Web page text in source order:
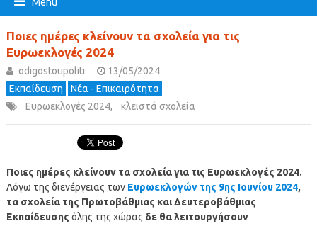
Ποιες ημέρες κλείνουν τα σχολεία για τις
Ευρωεκλογές 2024
odigostoupoliti
13/05/2024
Εκπαίδευση
Νέα - Επικαιρότητα
Ευρωεκλογές 2024, κλειστά σχολεία
Ποιες ημέρες κλείνουν τα σχολεία για τις Ευρωεκλογές 2024.
Λόγω της διενέργειας τωνΕυρωεκλογών της 9ης Ιουνίου 2024,
τα σχολεία της Πρωτοβάθμιας και Δευτεροβάθμιας
Εκπαίδευσης όλης της χώρας δε θα λειτουργήσουν